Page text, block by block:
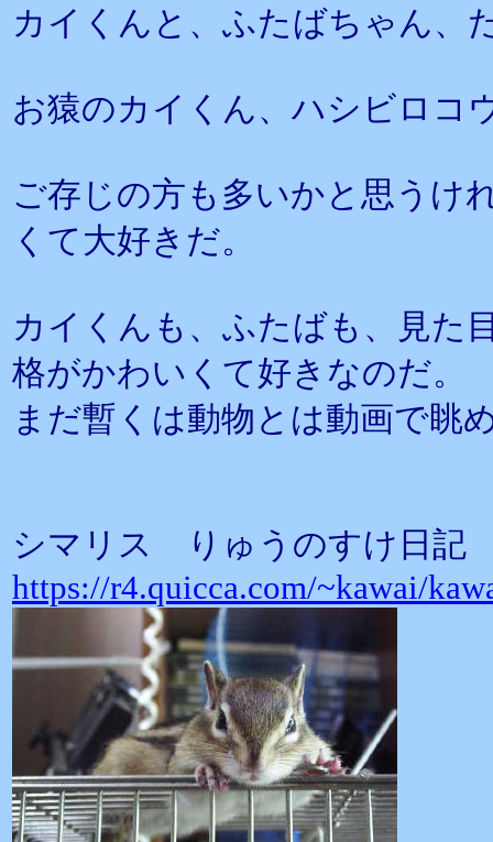
カイくんと、ふたばちゃん、
お猿のカイくん、ハシビロコ
ご存じの方も多いかと思うけ
くて大好きだ。
カイくんも、ふたばも、見た
格がかわいくて好きなのだ。
まだ暫くは動物とは動画で眺
シマリス りゅうのすけ日記
https://r4.quicca.com/~kawai/